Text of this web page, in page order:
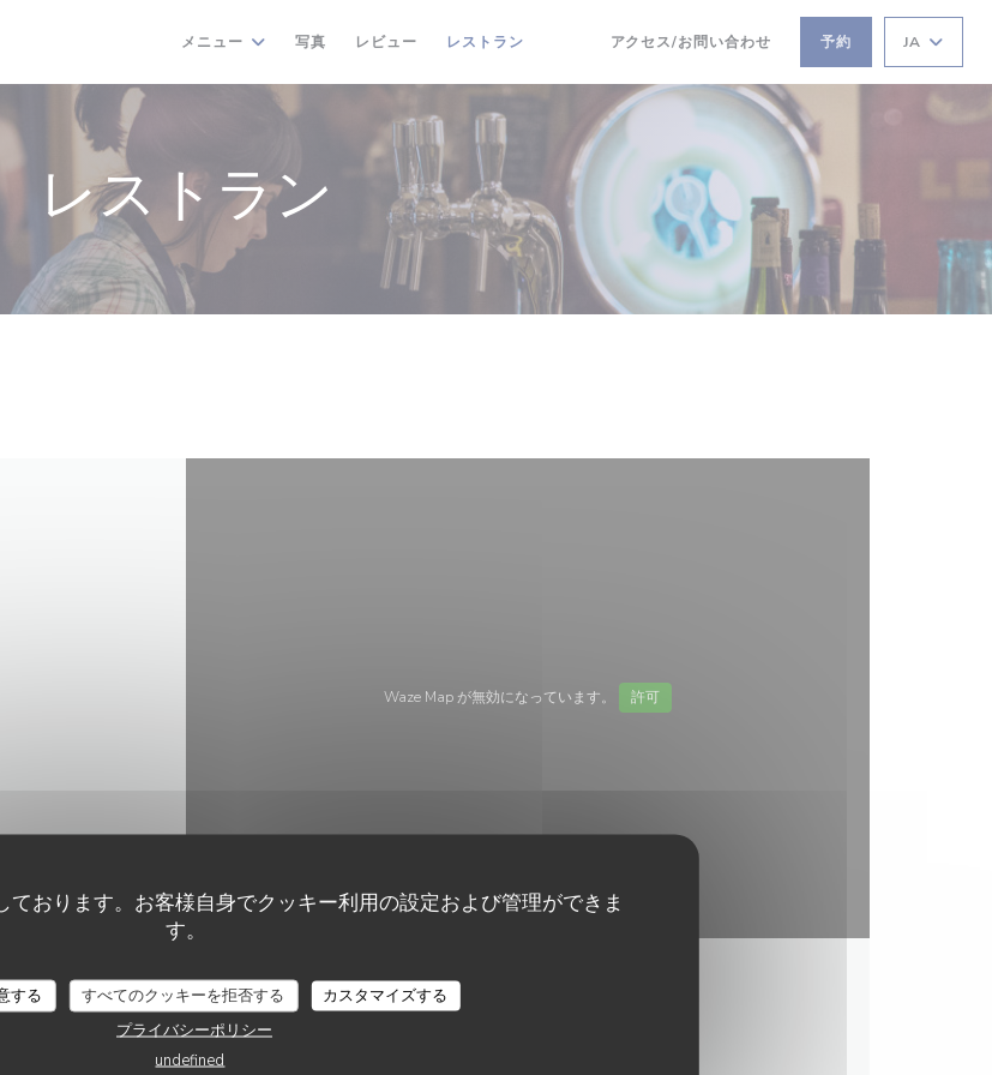
ております。お客様自身でクッキー利用の設定および管理ができま
す。
する すべてのクッキーを拒否する
カスタマイズする
プライバシーポリシー
undefined
メニュー 写真 レビュー レストラン
((新しいウィンドウで開きます))
((新しいウィンドウで開きます))
アクセス/お問い合わせ 予約 JA
レストラン
Waze Map が無効になっています。 許可